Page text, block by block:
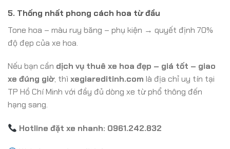
5. Thống nhất phong cách hoa từ đầu
Tone hoa – màu ruy băng – phụ kiện → quyết định 70%
độ đẹp của xe hoa.
Nếu bạn cần dịch vụ thuê xe hoa đẹp – giá tốt – giao
xe đúng giờ, thì xegiareditinh.com là địa chỉ uy tín tại
TP Hồ Chí Minh với đầy đủ dòng xe từ phổ thông đến
hạng sang.
Hotline đặt xe nhanh: 0961.242.832